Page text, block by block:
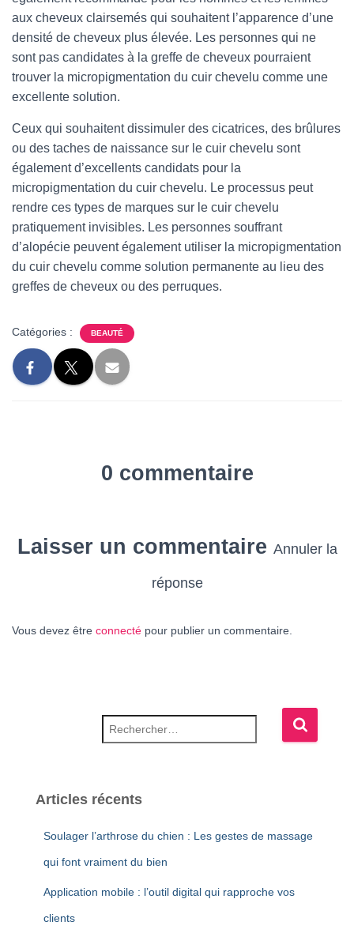
aux cheveux clairsemés qui souhaitent l’apparence d’une
densité de cheveux plus élevée. Les personnes qui ne
sont pas candidates à la greffe de cheveux pourraient
trouver la micropigmentation du cuir chevelu comme une
excellente solution.
Ceux qui souhaitent dissimuler des cicatrices, des brûlures
ou des taches de naissance sur le cuir chevelu sont
également d’excellents candidats pour la
micropigmentation du cuir chevelu. Le processus peut
rendre ces types de marques sur le cuir chevelu
pratiquement invisibles. Les personnes souffrant
d’alopécie peuvent également utiliser la micropigmentation
du cuir chevelu comme solution permanente au lieu des
greffes de cheveux ou des perruques.
Catégories : BEAUTÉ
0 commentaire
Laisser un commentaire Annuler la
réponse
Vous devez être connecté pour publier un commentaire.
Articles récents
Soulager l’arthrose du chien : Les gestes de massage
qui font vraiment du bien
Application mobile : l’outil digital qui rapproche vos
clients